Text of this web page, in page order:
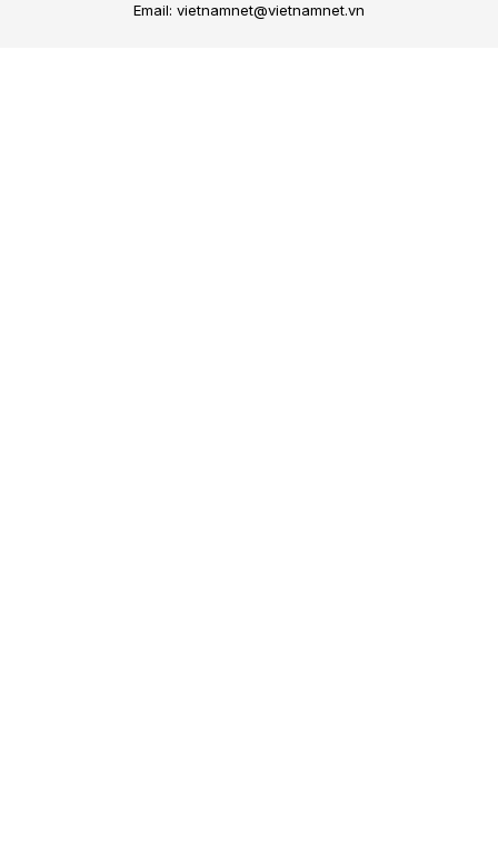
Email: vietnamnet@vietnamnet.vn